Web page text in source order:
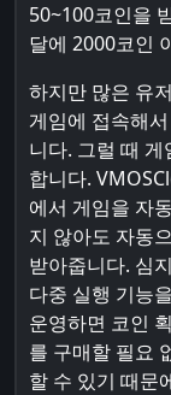
50~100코인을
달에 2000코인
하지만 많은 유
게임에 접속해
니다. 그럴 때
합니다.
에서 게임을 자
지 않아도 자동
받아줍니다. 심
다중 실행 기능
운영하면 코인
를 구매할 필요
할 수 있기 때문